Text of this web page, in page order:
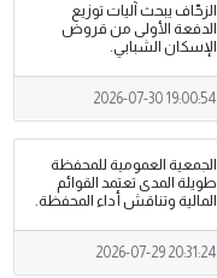
الزحّاف يبحث آليات توزيع
الدفعة الأولى من قروض
الإسكان الشبابي.
2026-07-30 19:00:54
الجمعية العمومية للمحفظة
طويلة المدى تعتمد القوائم
المالية وتناقش أداء المحفظة.
2026-07-29 20:31:24